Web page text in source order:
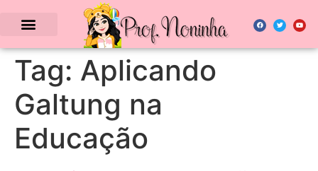
Tag: Aplicando
Galtung na
Educação